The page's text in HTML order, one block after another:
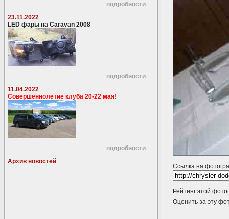
подробности
23.11.2022
LED фары на Caravan 2008
подробности
11.04.2022
Совершеннолетие клуба 20-22 мая!
подробности
Архив новостей
Ссылка на
Рейтинг этой
Оценить за эту